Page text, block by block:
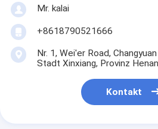
Mr. kalai
+8618790521666
Nr. 1, Wei'er Road,
Stadt Xinxiang, Provinz
Kontakt